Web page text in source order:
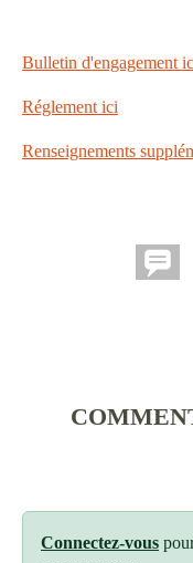
Bulletin d'engagement
Réglement ici
Renseignements
Connectez-vous